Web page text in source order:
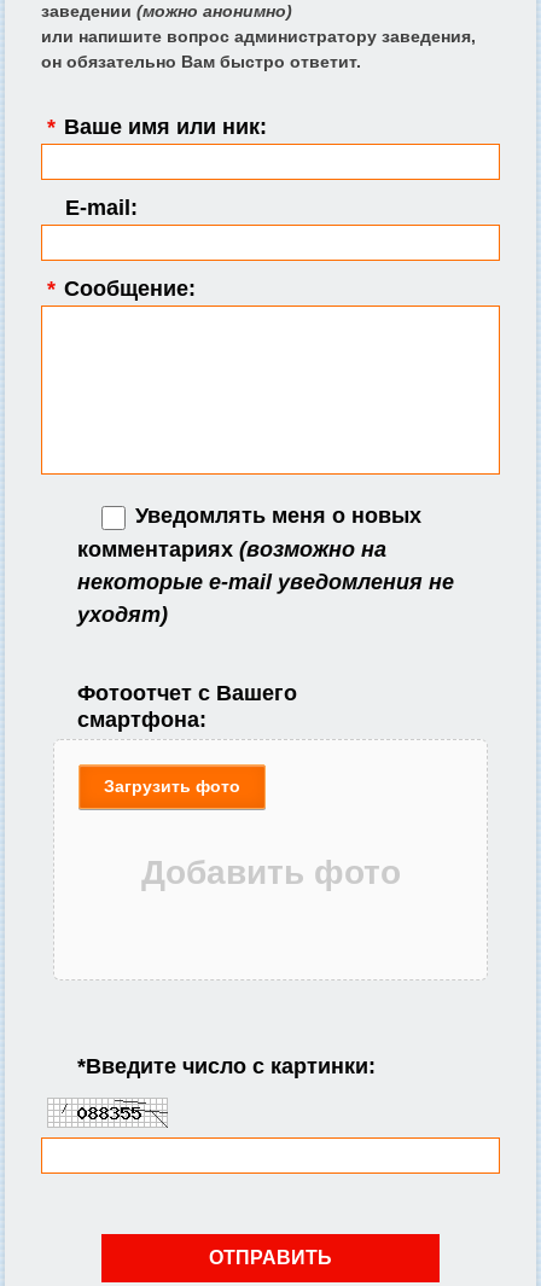
заведении (можно анонимно)
или напишите вопрос администратору заведения,
он обязательно Вам быстро ответит.
* Ваше имя или ник:
E-mail:
* Сообщение:
Уведомлять меня о новых
комментариях (возможно на
некоторые e-mail уведомления не
уходят)
Фотоотчет с Вашего
смартфона:
Загрузить фото
*Введите число с картинки: